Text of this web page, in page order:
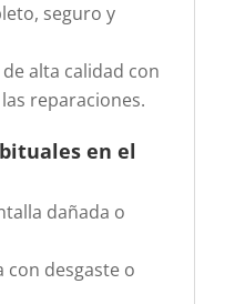
seguro y
alta calidad con
reparaciones.
en el
dañada o
con desgaste o